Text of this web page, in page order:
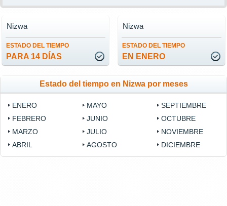
ESTADO DEL TIEMPO
PARA 14 DÍAS
Nizwa
ESTADO DEL TIEMPO
EN ENERO
Nizwa
Estado del tiempo en Nizwa por meses
ENERO
FEBRERO
MARZO
ABRIL
MAYO
JUNIO
JULIO
AGOSTO
SEPTIEMBRE
OCTUBRE
NOVIEMBRE
DICIEMBRE